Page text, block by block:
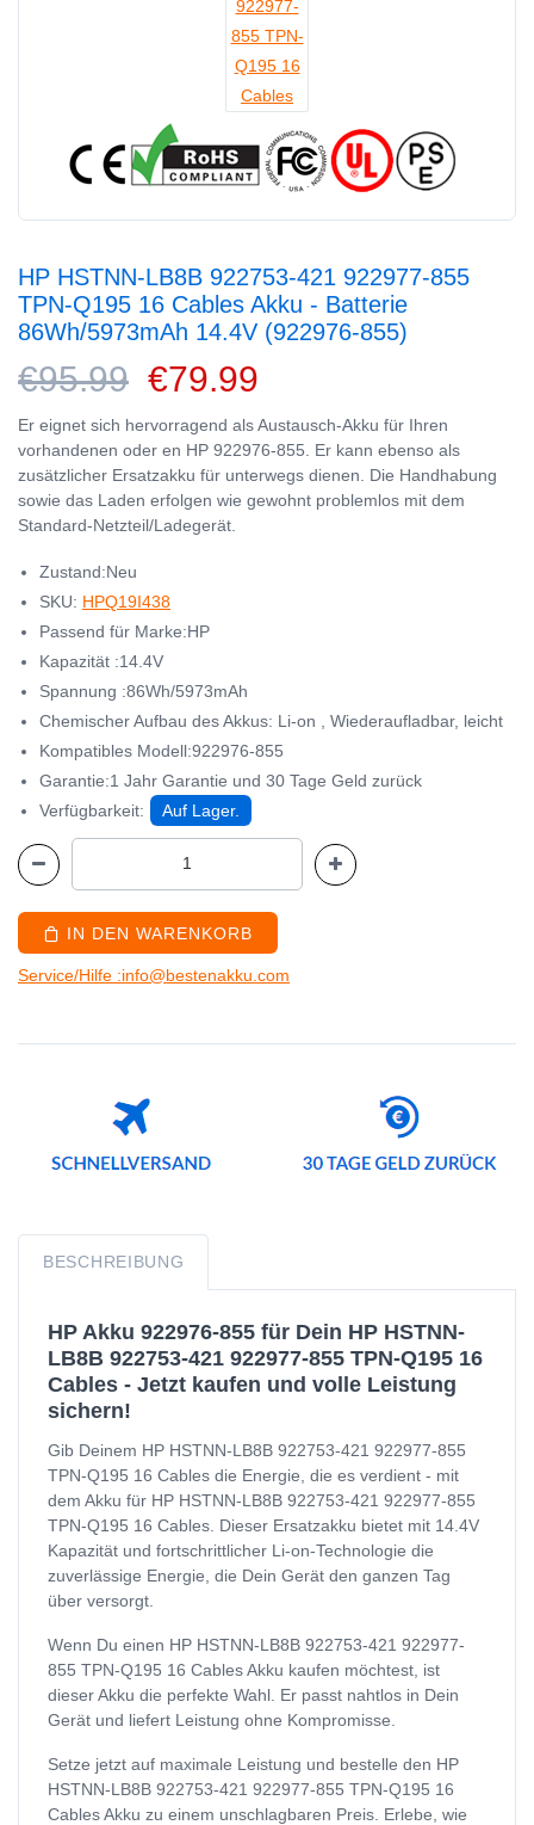
HP HSTNN-LB8B 922753-421 922977-855
TPN-Q195 16 Cables Akku - Batterie
86Wh/5973mAh 14.4V (922976-855)
€95.99 €79.99
Er eignet sich hervorragend als Austausch-Akku für Ihren
vorhandenen oder en HP 922976-855. Er kann ebenso als
zusätzlicher Ersatzakku für unterwegs dienen. Die Handhabung
sowie das Laden erfolgen wie gewohnt problemlos mit dem
Standard-Netzteil/Ladegerät.
Zustand:Neu
SKU: HPQ19I438
Passend für Marke:HP
Kapazität :14.4V
Spannung :86Wh/5973mAh
Chemischer Aufbau des Akkus: Li-on , Wiederaufladbar, leicht
Kompatibles Modell:922976-855
Garantie:1 Jahr Garantie und 30 Tage Geld zurück
Verfügbarkeit:
Auf Lager.
IN DEN WARENKORB
Service/Hilfe :info@bestenakku.com
BESCHREIBUNG
HP Akku 922976-855 für Dein HP HSTNN-
LB8B 922753-421 922977-855 TPN-Q195 16
Cables - Jetzt kaufen und volle Leistung
sichern!
Gib Deinem HP HSTNN-LB8B 922753-421 922977-855
TPN-Q195 16 Cables die Energie, die es verdient - mit
dem Akku für HP HSTNN-LB8B 922753-421 922977-855
TPN-Q195 16 Cables. Dieser Ersatzakku bietet mit 14.4V
Kapazität und fortschrittlicher Li-on-Technologie die
zuverlässige Energie, die Dein Gerät den ganzen Tag
über versorgt.
Wenn Du einen HP HSTNN-LB8B 922753-421 922977-
855 TPN-Q195 16 Cables Akku kaufen möchtest, ist
dieser Akku die perfekte Wahl. Er passt nahtlos in Dein
Gerät und liefert Leistung ohne Kompromisse.
Setze jetzt auf maximale Leistung und bestelle den HP
HSTNN-LB8B 922753-421 922977-855 TPN-Q195 16
Cables Akku zu einem unschlagbaren Preis. Erlebe, wie